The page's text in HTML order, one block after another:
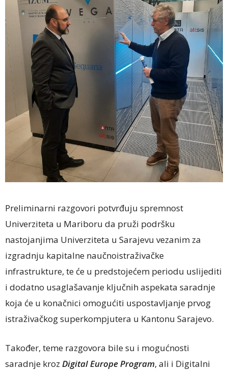
Preliminarni razgovori potvrđuju spremnost
Univerziteta u Mariboru da pruži podršku
nastojanjima Univerziteta u Sarajevu vezanim za
izgradnju kapitalne naučnoistraživačke
infrastrukture, te će u predstojećem periodu uslijediti
i dodatno usaglašavanje ključnih aspekata saradnje
koja će u konačnici omogućiti uspostavljanje prvog
istraživačkog superkompjutera u Kantonu Sarajevo.
Također, teme razgovora bile su i mogućnosti
saradnje kroz Digital Europe Program, ali i Digitalni